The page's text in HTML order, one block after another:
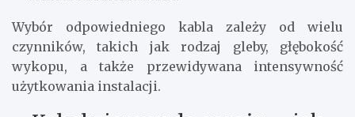
Wybór odpowiedniego kabla zależy od wielu
czynników, takich jak rodzaj gleby, głębokość
wykopu, a także przewidywana intensywność
użytkowania instalacji.